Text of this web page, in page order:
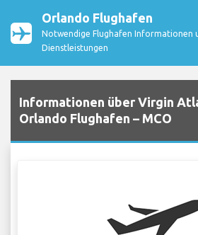
Orlando Flughafen
Notwendige Flughafen Informationen
Dienstleistungen
Informationen über Virgin
Orlando Flughafen – MCO